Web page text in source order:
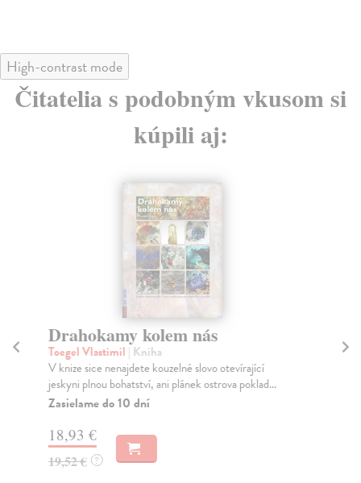
High-contrast mode
Čitatelia s podobným vkusom si
kúpili aj:
Drahokamy kolem nás
Toegel Vlastimil | Kniha
V knize sice nenajdete kouzelné slovo otevírající
jeskyni plnou bohatství, ani plánek ostrova poklad...
Zasielame do 10 dní
18,93 €
19,52 € ?